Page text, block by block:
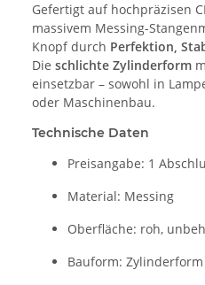
Gefertigt auf hochpräzisen
massivem Messing-
Knopf durch Perfektion,
Die schlichte Zylinderform
einsetzbar – sowohl in
oder Maschinenbau.
Technische Daten
Preisangabe: 1
Material: Messing
Oberfläche: roh,
Bauform: Zylinderform